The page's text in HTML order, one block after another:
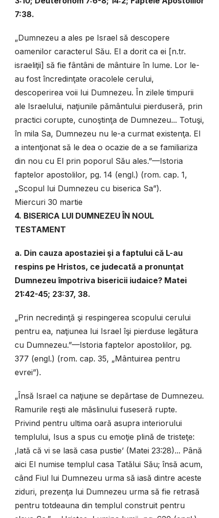
7:38.
„Dumnezeu a ales pe Israel să descopere
oamenilor caracterul Său. El a dorit ca ei [n.tr.
israeliţii] să fie fântâni de mântuire în lume. Lor le-
au fost încredinţate oracolele cerului,
descoperirea voii lui Dumnezeu. În zilele timpurii
ale Israelului, naţiunile pământului pierduseră, prin
practici corupte, cunoştinţa de Dumnezeu... Totuşi,
în mila Sa, Dumnezeu nu le-a curmat existenţa. El
a intenţionat să le dea o ocazie de a se familiariza
din nou cu El prin poporul Său ales.”—Istoria
faptelor apostolilor, pg. 14 (engl.) (rom. cap. 1,
„Scopul lui Dumnezeu cu biserica Sa”).
Miercuri 30 martie
4. BISERICA LUI DUMNEZEU ÎN NOUL
TESTAMENT
a. Din cauza apostaziei şi a faptului că L-au
respins pe Hristos, ce judecată a pronunţat
Dumnezeu împotriva bisericii iudaice? Matei
21:42-45; 23:37, 38.
„Prin necredinţă şi respingerea scopului cerului
pentru ea, naţiunea lui Israel îşi pierduse legătura
cu Dumnezeu.”—Istoria faptelor apostolilor, pg.
377 (engl.) (rom. cap. 35, „Mântuirea pentru
evrei”).
„Însă Israel ca naţiune se depărtase de Dumnezeu.
Ramurile reşti ale măslinului fuseseră rupte.
Privind pentru ultima oară asupra interiorului
templului, Isus a spus cu emoţie plină de tristeţe:
‚Iată că vi se lasă casa pustie’ (Matei 23:28)... Până
aici El numise templul casa Tatălui Său; însă acum,
când Fiul lui Dumnezeu urma să iasă dintre aceste
ziduri, prezenţa lui Dumnezeu urma să fie retrasă
pentru totdeauna din templul construit pentru